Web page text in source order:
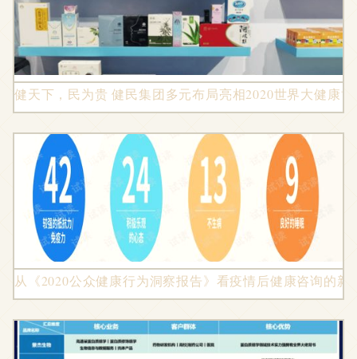
健天下，民为贵 健民集团多元布局亮相2020世界大健康
从《2020公众健康行为洞察报告》看疫情后健康咨询的新